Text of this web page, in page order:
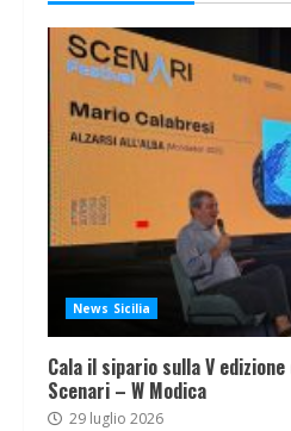
News Sicilia
Cala il sipario sulla V
Scenari – W Modica
29 luglio 2026